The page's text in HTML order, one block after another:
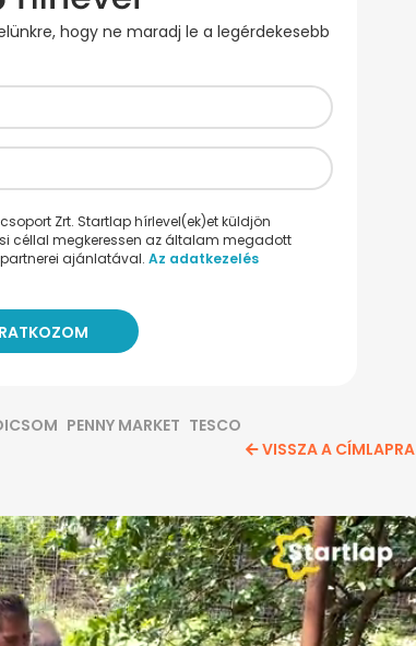
hogy ne maradj le a legérdekesebb
Zrt. Startlap hírlevel(ek)et küldjön
céllal megkeressen az általam megadott
ajánlatával. Az adatkezelés
PENNY MARKET TESCO
VISSZA A CÍMLAPRA